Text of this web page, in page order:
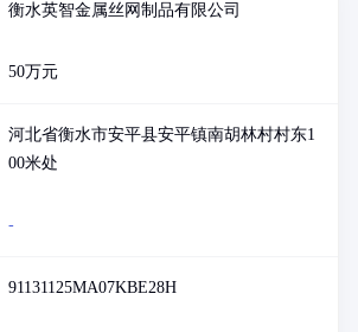
衡水英智金属丝网制品有限公司
50万元
河北省衡水市安平县安平镇南胡林村村东1
00米处
-
91131125MA07KBE28H